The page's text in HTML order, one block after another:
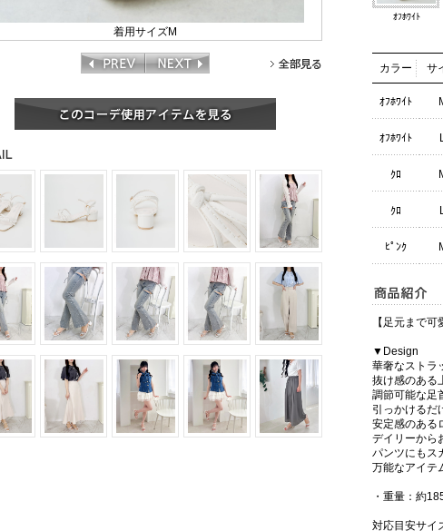
着用サイズM
ｵﾌﾎﾜｲﾄ
カラー サ
ｵﾌﾎﾜｲﾄ
ｵﾌﾎﾜｲﾄ
ｸﾛ
ｸﾛ
ﾋﾟﾝｸ
【足元まで
▼Design
華奢なストラ
抜け感のある
調節可能な足
引っかけるだ
安定感のある
デイリーから
パンツにもス
万能なアイテ
・重量：約
対応目安サイ